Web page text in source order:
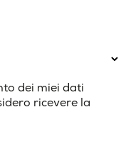
dei miei dati
ricevere la